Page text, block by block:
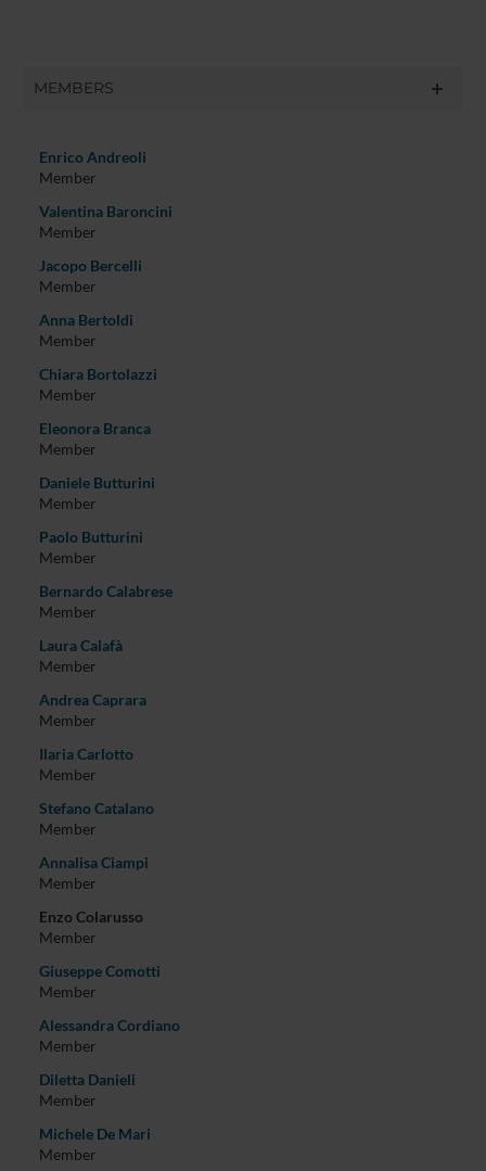
MEMBERS
Enrico Andreoli
Member
Valentina Baroncini
Member
Jacopo Bercelli
Member
Anna Bertoldi
Member
Chiara Bortolazzi
Member
Eleonora Branca
Member
Daniele Butturini
Member
Paolo Butturini
Member
Bernardo Calabrese
Member
Laura Calafà
Member
Andrea Caprara
Member
Ilaria Carlotto
Member
Stefano Catalano
Member
Annalisa Ciampi
Member
Enzo Colarusso
Member
Giuseppe Comotti
Member
Alessandra Cordiano
Member
Diletta Danieli
Member
Michele De Mari
Member